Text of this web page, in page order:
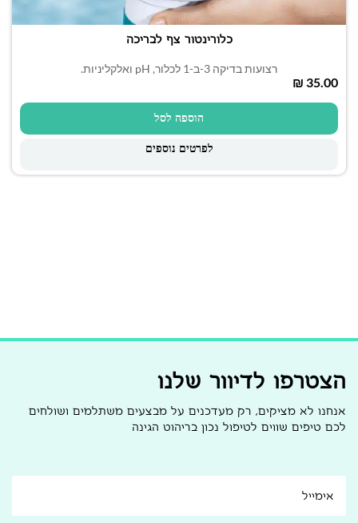
כלורינטור צף לבריכה
רצועות בדיקה 3-ב-1 לכלור, pH ואלקליניות.
₪
הוספה לסל
לפרטים נוספים
הצטרפו לדיוור שלנו
אנחנו לא מציקים, רק מעדכנים על מבצעים משתלמים ושולחים
לכם טיפים שווים לטיפול נכון בריהוט הגינה